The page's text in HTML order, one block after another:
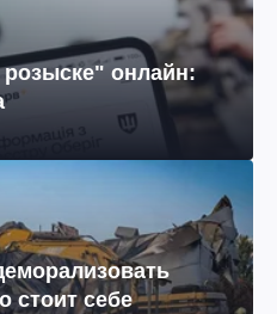
розыске" онлайн:
стоит себе